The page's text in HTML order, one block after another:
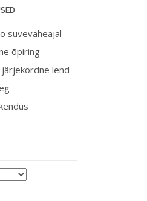
suvevaheajal
õpiring
lend